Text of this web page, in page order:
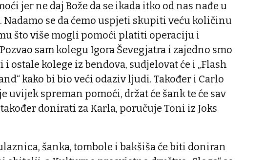
jer ne daj Bože da se ikada itko od nas nađe u
se da ćemo uspjeti skupiti veću količinu
što više mogli pomoći platiti operaciju i
sam kolegu Igora Ševegjatra i zajedno smo
ostale kolege iz bendova, sudjelovat će i „Flash
kako bi bio veći odaziv ljudi. Također i Carlo
uvijek spreman pomoći, držat će šank te će sav
donirati za Karla, poručuje Toni iz Joks
šanka, tombole i bakšiša će biti doniran